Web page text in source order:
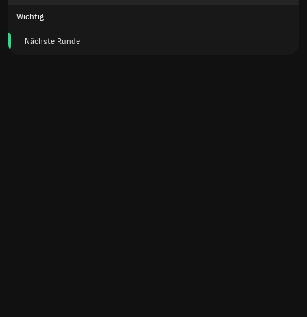
Wichtig
Nächste Runde